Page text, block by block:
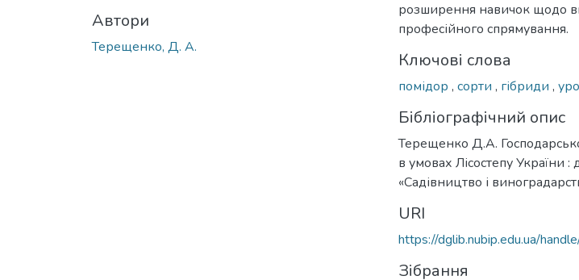
Автори
Терещенко, Д. А.
розширення навичок щодо
професійного спрямування.
Ключові слова
помідор , сорти , гібриди ,
Бібліографічний опис
Терещенко Д.А.
в умовах Лісостепу України :
«Садівництво і
URI
https://dglib.nubip.edu.ua/
Зібрання